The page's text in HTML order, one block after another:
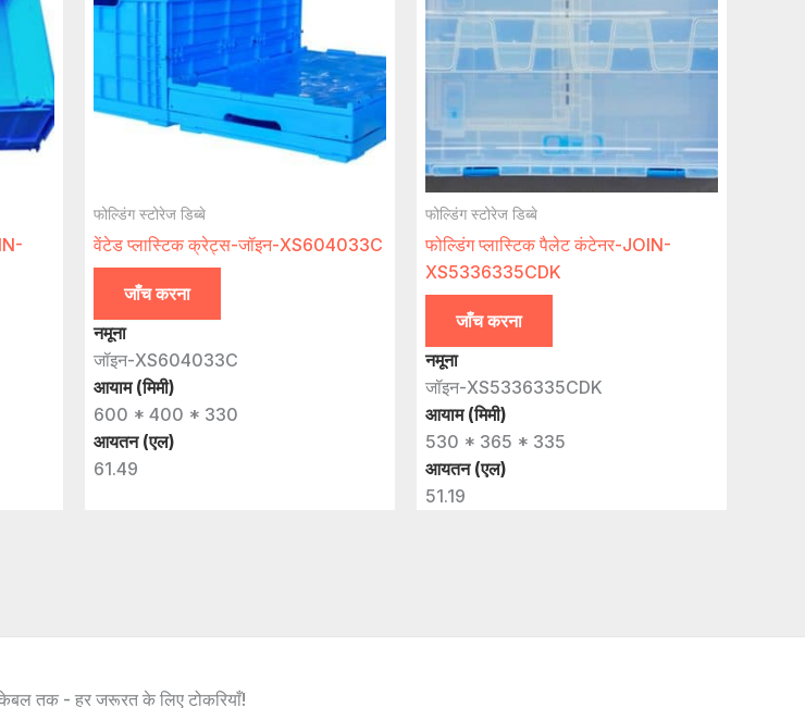
फोल्डिंग स्टोरेज डिब्बे
वेंटेड प्लास्टिक क्रेट्स-जॉइन-XS604033C
जाँच करना
नमूना
जॉइन-XS604033C
आयाम (मिमी)
600 * 400 * 330
आयतन (एल)
61.49
फोल्डिंग स्टोरेज डिब्बे
फोल्डिंग प्लास्टिक पैलेट कंटेनर-JOIN-
XS5336335CDK
जाँच करना
नमूना
जॉइन-XS5336335CDK
आयाम (मिमी)
530 * 365 * 335
आयतन (एल)
51.19
तक - हर जरूरत के लिए टोकरियाँ!